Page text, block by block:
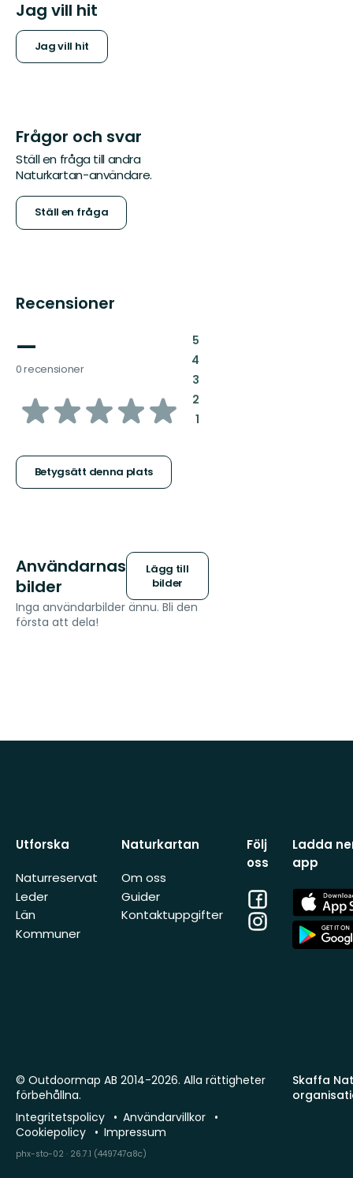
Jag vill hit
Jag vill hit
Frågor och svar
Ställ en fråga till andra
Naturkartan-användare.
Ställ en fråga
Recensioner
—
0 recensioner
av
stjärnor
Betygsätt denna plats
5:
4:
3:
2:
1:
Användarnas
bilder
Lägg till
bilder
Inga användarbilder ännu. Bli den
första att dela!
Utforska
Naturreservat
Leder
Län
Kommuner
Naturkartan
Om oss
Guider
Kontaktuppgifter
Följ
oss
Facebook
Instagram
Ladda
app
App
Store
App
Store
Skaffa
© Outdoormap AB 2014-2026. Alla rättigheter
förbehållna.
Integritetspolicy
Användarvillkor
Cookiepolicy
Impressum
phx-sto-02 · 26.7.1 (449747a8c)